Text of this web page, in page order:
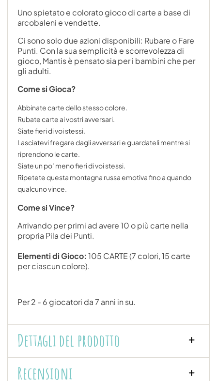
Uno spietato e colorato gioco di carte a base di
arcobaleni e vendette.
Ci sono solo due azioni disponibili: Rubare o Fare
Punti. Con la sua semplicità e scorrevolezza di
gioco, Mantis è pensato sia per i bambini che per
gli adulti.
Come si Gioca?
Abbinate carte dello stesso colore.
Rubate carte ai vostri avversari.
Siate fieri di voi stessi.
Lasciatevi fregare dagli avversari e guardateli mentre si
riprendono le carte.
Siate un po’ meno fieri di voi stessi.
Ripetete questa montagna russa emotiva fino a quando
qualcuno vince.
Come si Vince?
Arrivando per primi ad avere 10 o più carte nella
propria Pila dei Punti.
Elementi di Gioco: 105 CARTE (7 colori, 15 carte
per ciascun colore).
Per 2 - 6 giocatori da 7 anni in su.
Dettagli del prodotto
Recensioni